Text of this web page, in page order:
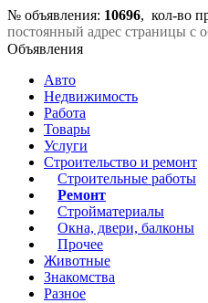
№ объявления: 10696, кол-во
постоянный адрес страницы с
Объявления
Авто
Недвижимость
Работа
Товары
Услуги
Строительство и ремонт
Строительные работы
Ремонт
Стройматериалы
Окна, двери, балконы
Прочее
Животные
Знакомства
Разное